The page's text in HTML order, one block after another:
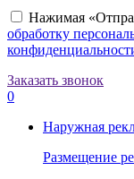
Нажимая
обработку
Заказать звонок
0
Наружная
Размещение